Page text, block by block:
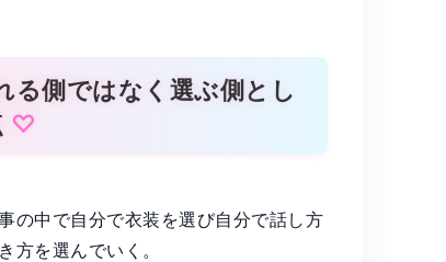
る側ではなく選ぶ側とし
の中で自分で衣装を選び自分で話し方
方を選んでいく。